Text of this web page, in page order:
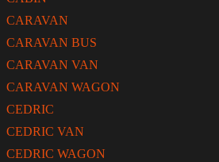
CARAVAN
CARAVAN BUS
CARAVAN VAN
CARAVAN WAGON
CEDRIC
CEDRIC VAN
CEDRIC WAGON